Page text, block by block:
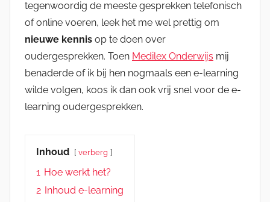
tegenwoordig de meeste gesprekken telefonisch
of online voeren, leek het me wel prettig om
nieuwe kennis op te doen over
oudergesprekken. Toen Medilex Onderwijs mij
benaderde of ik bij hen nogmaals een e-learning
wilde volgen, koos ik dan ook vrij snel voor de e-
learning oudergesprekken.
Inhoud verberg
1 Hoe werkt het?
2 Inhoud e-learning